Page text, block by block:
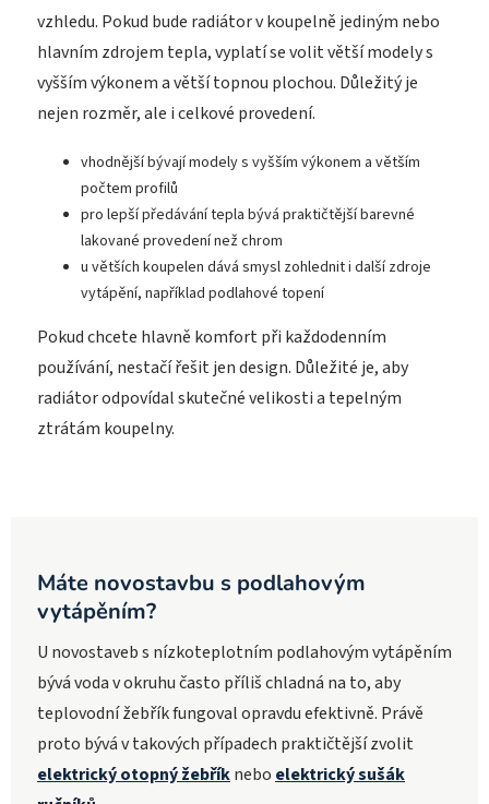
vzhledu. Pokud bude radiátor v koupelně jediným nebo
hlavním zdrojem tepla, vyplatí se volit větší modely s
vyšším výkonem a větší topnou plochou. Důležitý je
nejen rozměr, ale i celkové provedení.
vhodnější bývají modely s vyšším výkonem a větším
počtem profilů
pro lepší předávání tepla bývá praktičtější barevné
lakované provedení než chrom
u větších koupelen dává smysl zohlednit i další zdroje
vytápění, například podlahové topení
Pokud chcete hlavně komfort při každodenním
používání, nestačí řešit jen design. Důležité je, aby
radiátor odpovídal skutečné velikosti a tepelným
ztrátám koupelny.
Máte novostavbu s podlahovým
vytápěním?
U novostaveb s nízkoteplotním podlahovým vytápěním
bývá voda v okruhu často příliš chladná na to, aby
teplovodní žebřík fungoval opravdu efektivně. Právě
proto bývá v takových případech praktičtější zvolit
elektrický otopný žebříknebo elektrický sušák